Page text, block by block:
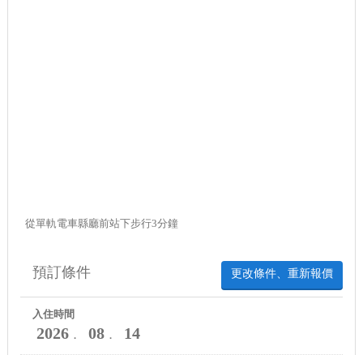
從單軌電車縣廳前站下步行3分鐘
更改條件、重新報價
預訂條件
入住時間
2026． 08． 14